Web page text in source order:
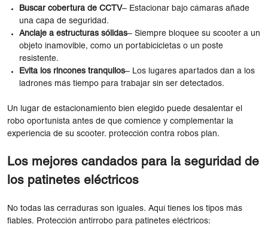
Buscar cobertura de CCTV– Estacionar bajo cámaras añade
una capa de seguridad.
Anclaje a estructuras sólidas– Siempre bloquee su scooter a un
objeto inamovible, como un portabicicletas o un poste
resistente.
Evita los rincones tranquilos– Los lugares apartados dan a los
ladrones más tiempo para trabajar sin ser detectados.
Un lugar de estacionamiento bien elegido puede desalentar el
robo oportunista antes de que comience y complementar la
experiencia de su scooter. protección contra robos plan.
Los mejores candados para la seguridad de
los patinetes eléctricos
No todas las cerraduras son iguales. Aquí tienes los tipos más
fiables. Protección antirrobo para patinetes eléctricos: